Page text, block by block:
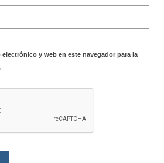
y web en este navegador para la